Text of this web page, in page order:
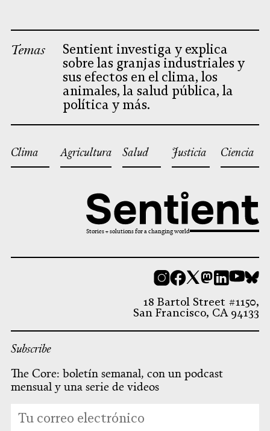
Temas
Sentient investiga y explica
sobre las granjas industriales y
sus efectos en el clima, los
animales, la salud pública, la
política y más.
Clima Agricultura Salud Justicia Ciencia
Stories + solutions for a changing world
18 Bartol Street #1150,
San Francisco, CA 94133
Subscribe
The Core: boletín semanal, con un podcast
mensual y una serie de videos
indicates
Dirección
de